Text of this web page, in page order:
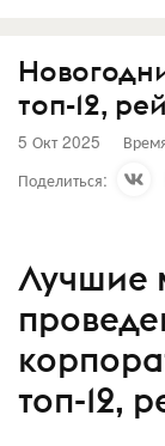
топ-12,
5 Окт 2025
Поделиться:
Лучшие
топ-12,